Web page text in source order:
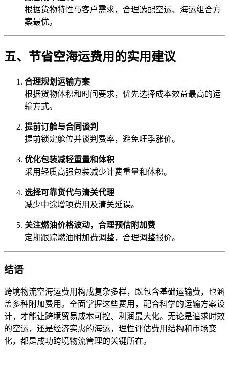
根据货物特性与客户需求，合理选配空运、海运组合方
案最优。
五、节省空海运费用的实用建议
合理规划运输方案
根据货物体积和时间要求，优先选择成本效益最高的运
输方式。
提前订舱与合同谈判
提前锁定舱位并谈判费率，避免旺季涨价。
优化包装减轻重量和体积
采用轻质高强包装减少计费重量和体积。
选择可靠货代与清关代理
减少中途增项费用及清关延误。
关注燃油价格波动，合理预估附加费
定期跟踪燃油附加费调整，合理调整报价。
结语
跨境物流空海运费用构成复杂多样，既包含基础运输费，也涵
盖多种附加费用。全面掌握这些费用，配合科学的运输方案设
计，才能让跨境贸易成本可控、利润最大化。无论是追求时效
的空运，还是经济实惠的海运，理性评估费用结构和市场变
化，都是成功跨境物流管理的关键所在。